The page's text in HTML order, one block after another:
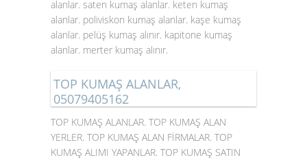
alanlar. saten kumaş alanlar. keten kumaş
alanlar. poliviskon kumaş alanlar. kaşe kumaş
alanlar. pelüş kumaş alınır. kapitone kumaş
alanlar. merter kumaş alınır.
TOP KUMAŞ ALANLAR,
05079405162
TOP KUMAŞ ALANLAR. TOP KUMAŞ ALAN
YERLER. TOP KUMAŞ ALAN FİRMALAR. TOP
KUMAŞ ALIMI YAPANLAR. TOP KUMAŞ SATIN